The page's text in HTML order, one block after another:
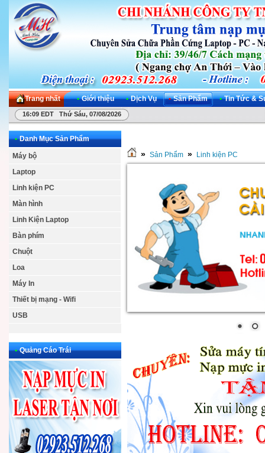
Trang nhất • Giới thiệu • Dịch Vụ • Sản Phẩm • Tin Tức &
16:09 EDT Thứ Sáu, 07/08/2026
• Danh Mục Sản Phẩm
Máy bộ
Laptop
Linh kiện PC
Màn hình
Linh Kiện Laptop
Bàn phím
Chuột
Loa
Máy In
Thiết bị mạng - Wifi
USB
• Quảng Cáo Trái
» Sản Phẩm » Linh kiện PC